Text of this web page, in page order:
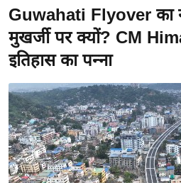
ज़ा
ख
ब
र
रा
ष्ट्री
य
अं
त
Guwahati Flyover का
मुखर्जी पर क्यों? CM
इतिहास का पन्ना